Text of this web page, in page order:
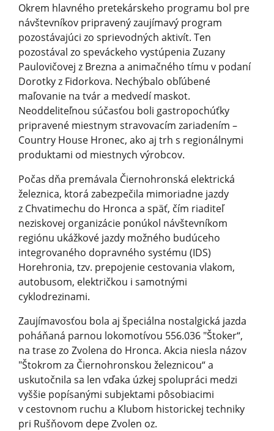
Okrem hlavného pretekárskeho programu bol pre
návštevníkov pripravený zaujímavý program
pozostávajúci zo sprievodných aktivít. Ten
pozostával zo speváckeho vystúpenia Zuzany
Paulovičovej z Brezna a animačného tímu v podaní
Dorotky z Fidorkova. Nechýbalo obľúbené
maľovanie na tvár a medvedí maskot.
Neoddeliteľnou súčasťou boli gastropochúťky
pripravené miestnym stravovacím zariadením –
Country House Hronec, ako aj trh s regionálnymi
produktami od miestnych výrobcov.
Počas dňa premávala Čiernohronská elektrická
železnica, ktorá zabezpečila mimoriadne jazdy
z Chvatimechu do Hronca a späť, čím riaditeľ
neziskovej organizácie ponúkol návštevníkom
regiónu ukážkové jazdy možného budúceho
integrovaného dopravného systému (IDS)
Horehronia, tzv. prepojenie cestovania vlakom,
autobusom, električkou i samotnými
cyklodrezinami.
Zaujímavosťou bola aj špeciálna nostalgická jazda
poháňaná parnou lokomotívou 556.036 "Štoker“,
na trase zo Zvolena do Hronca. Akcia niesla názov
"Štokrom za Čiernohronskou železnicou“ a
uskutočnila sa len vďaka úzkej spolupráci medzi
vyššie popísanými subjektami pôsobiacimi
v cestovnom ruchu a Klubom historickej techniky
pri Rušňovom depe Zvolen oz.